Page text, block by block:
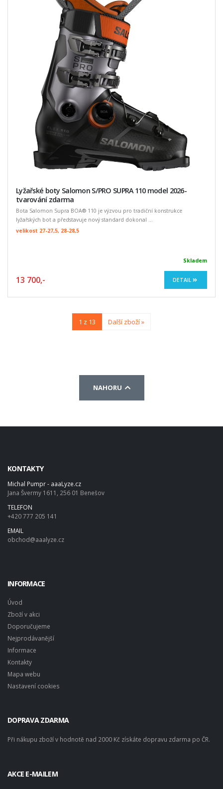
Lyžařské boty Salomon S/PRO SUPRA 110 model 2026-
tvarování zdarma
Bota Salomon Supra BOA® 110 je výzvou pro tradiční konstrukce
lyžařských bot a představuje nový standard dokonal ...
velikost 27-27,5, 28-28,5
Skladem
13 700,- DETAIL
1 z 13 Další zboží »
NAHORU
KONTAKTY
Michal Pumpr - aaaLyze.cz
Jana Švermy 1611, 256 01 Benešov
TELEFON
+420 777 205 141
EMAIL
obchod@aaalyze.cz
INFORMACE
Úvod
Zboží v akci
Doporučujeme
Nejprodávanější
Informace
Kontakty
Mapa webu
Nastavení cookies
DOPRAVA ZDARMA
Při nákupu zboží v hodnotě nad 2000 Kč získáte dopravu zdarma po ČR.
AKCE E-MAILEM